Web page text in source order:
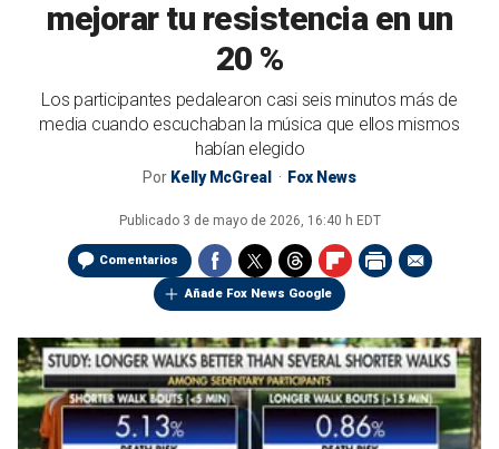
mejorar tu resistencia en un
20 %
Los participantes pedalearon casi seis minutos más de
media cuando escuchaban la música que ellos mismos
habían elegido
Por Kelly McGreal Fox News
Publicado 3 de mayo de 2026, 16:40 h EDT
Comentarios
Añade Fox News Google